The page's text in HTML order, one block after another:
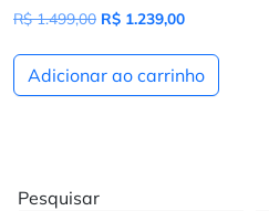
R$1.499,00 O preço original era: R$
R$ 1.239,00O preço
Adicionar ao carrinho
Pesquisar